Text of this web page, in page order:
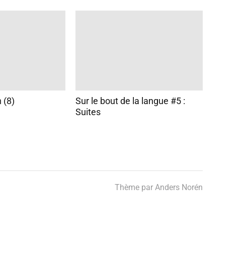
(8)
Sur le bout de la langue #5 :
Suites
Thème par Anders Norén